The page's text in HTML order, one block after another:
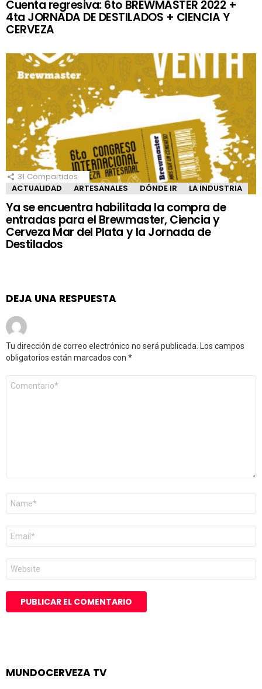
Cuenta regresiva: 6to BREWMASTER 2022 +
4ta JORNADA DE DESTILADOS + CIENCIA Y
CERVEZA
31 Compartidos
ACTUALIDAD
ARTESANALES DÓNDE IR LA INDUSTRIA
Ya se encuentra habilitada la compra de
entradas para el Brewmaster, Ciencia y
Cerveza Mar del Plata y la Jornada de
Destilados
DEJA UNA RESPUESTA
Tu dirección de correo electrónico no será publicada. Los campos
obligatorios están marcados con *
Comentario
Nombre
Correo
electrónico
*
Web
MUNDOCERVEZA TV